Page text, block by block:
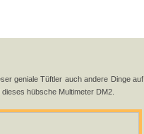
geniale Tüftler auch andere Dinge auf
hübsche Multimeter DM2.